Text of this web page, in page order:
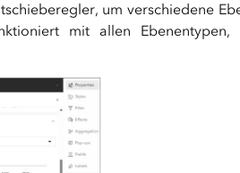
um verschiedene
mit allen Ebenentypen,